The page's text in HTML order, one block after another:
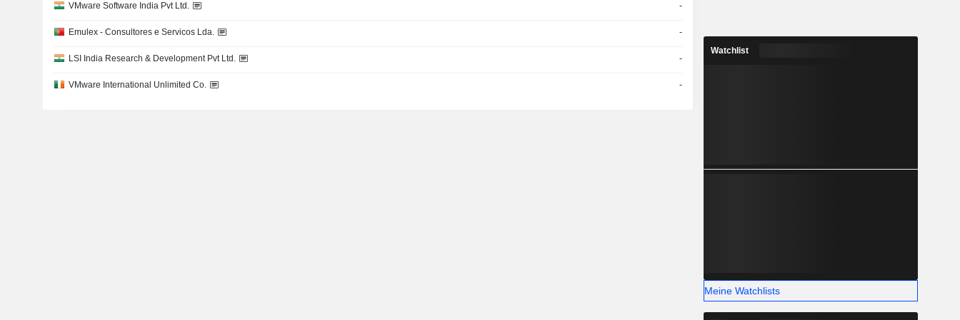
VMware Software India Pvt Ltd. -
Emulex - Consultores e Servicos Lda. -
LSI India Research & Development Pvt Ltd. -
VMware International Unlimited Co. -
Watchlist
Meine Watchlists